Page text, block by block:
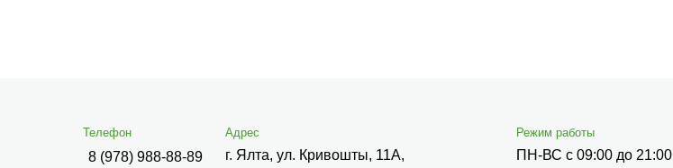
Телефон Адрес
г. Ялта, ул. Кривошты, 11А,
Режим работы
ПН-ВС с 09:00 до 21:00
8 (978) 988-88-89